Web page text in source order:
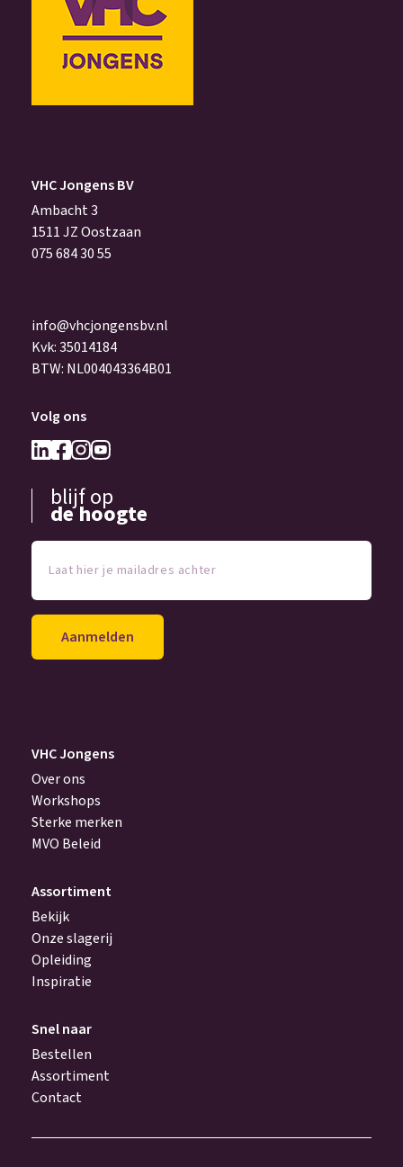
VHC Jongens BV
Ambacht 3
1511 JZ Oostzaan
075 684 30 55
info@vhcjongensbv.nl
Kvk: 35014184
BTW: NL004043364B01
Volg ons
blijf op
de hoogte
je
achter
VHC Jongens
Over ons
Workshops
Sterke merken
MVO Beleid
Assortiment
Bekijk
Onze slagerij
Opleiding
Inspiratie
Snel naar
Bestellen
Assortiment
Contact